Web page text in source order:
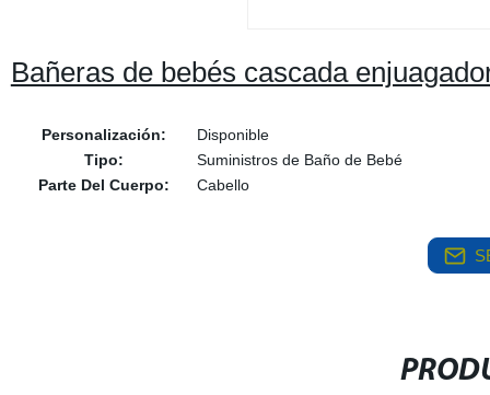
Bañeras de bebés cascada
Personalización:
Disponible
Tipo:
Suministros de Baño de Bebé
Parte Del Cuerpo:
Cabello